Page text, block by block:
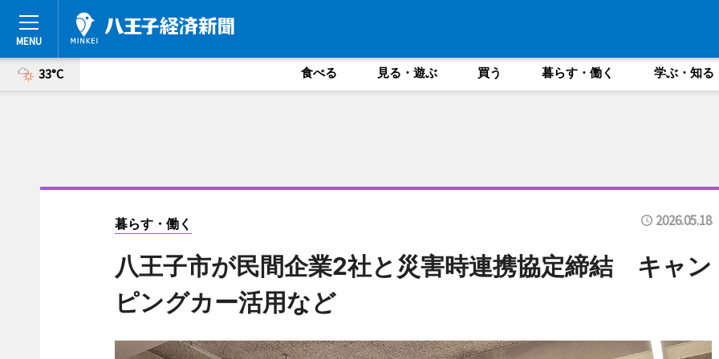
33°C 食べる 見る・遊ぶ 買う 暮らす・働く 学ぶ・知る
暮らす・働く 2026.05.18
八王子市が民間企業2社と災害時連携協定締結 キャン
ピングカー活用など